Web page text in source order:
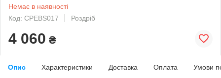
Немає в наявності
Код: СРEBS017
Роздріб
4 060 ₴
Опис Характеристики Доставка Оплата Умови